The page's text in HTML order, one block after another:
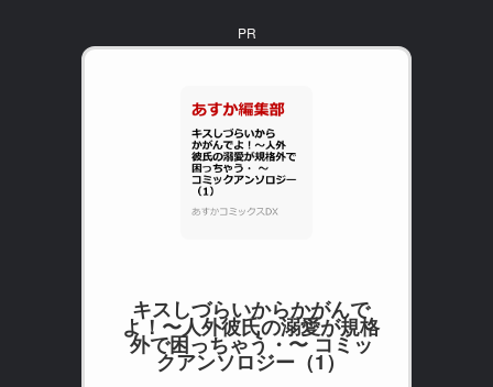
PR
キスしづらいからかがんで
よ！〜人外彼氏の溺愛が規格
外で困っちゃう・〜 コミッ
クアンソロジー（1）